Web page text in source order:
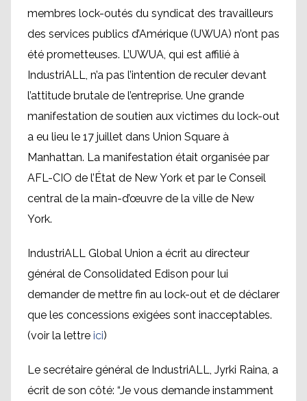
membres lock-outés du syndicat des travailleurs
des services publics d’Amérique (UWUA) n’ont pas
été prometteuses. L’UWUA, qui est affilié à
IndustriALL, n’a pas l’intention de reculer devant
l’attitude brutale de l’entreprise. Une grande
manifestation de soutien aux victimes du lock-out
a eu lieu le 17 juillet dans Union Square à
Manhattan. La manifestation était organisée par
AFL-CIO de l’État de New York et par le Conseil
central de la main-d’œuvre de la ville de New
York.
IndustriALL Global Union a écrit au directeur
général de Consolidated Edison pour lui
demander de mettre fin au lock-out et de déclarer
que les concessions exigées sont inacceptables.
(voir la lettre ici)
Le secrétaire général de IndustriALL, Jyrki Raina, a
écrit de son côté: “Je vous demande instamment